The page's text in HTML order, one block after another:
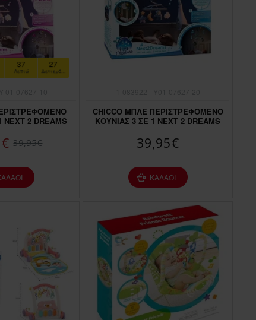
37
Λεπτά
25
Δευτερόλεπτα
2 DREAMS
39,95€
CHICCO ΜΠΛΕ ΠΕΡΙΣΤΡΕΦΟΜΕΝΟ
ΚΟΥΝΙΑΣ 3 ΣΕ 1 NEXT 2 DREAMS
39,95€
ΚΑΛΆΘΙ